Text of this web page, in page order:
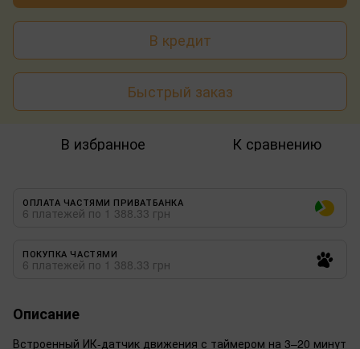
В кредит
Быстрый заказ
В избранное К сравнению
ОПЛАТА ЧАСТЯМИ ПРИВАТБАНКА
6 платежей по 1 388.33 грн
ПОКУПКА ЧАСТЯМИ
6 платежей по 1 388.33 грн
Описание
Встроенный ИК-датчик движения с таймером на 3–20 минут